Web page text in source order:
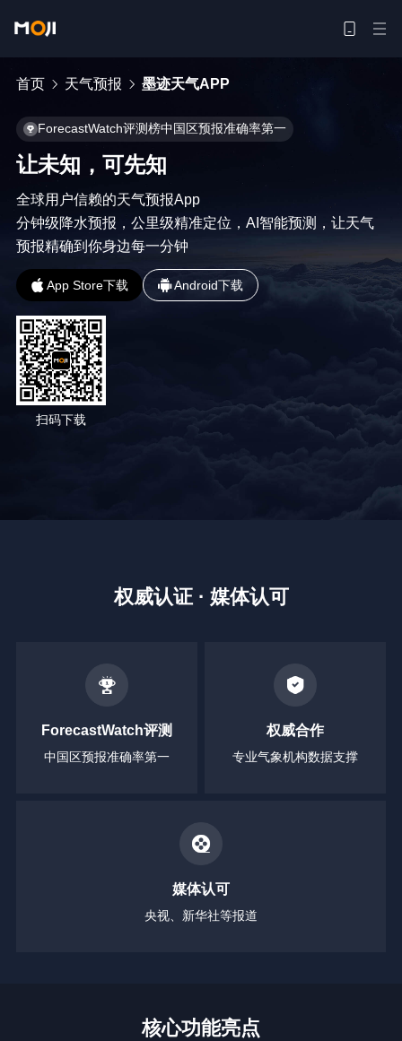
首页 天气预报 墨迹天气APP
ForecastWatch评测榜中国区预报准确率第一
让未知，可先知
全球用户信赖的天气预报App
分钟级降水预报，公里级精准定位，AI智能预测，让天气
预报精确到你身边每一分钟
App Store下载 Android下载
扫码下载
权威认证 · 媒体认可
ForecastWatch评测
中国区预报准确率第一
权威合作
专业气象机构数据支撑
媒体认可
央视、新华社等报道
核心功能亮点